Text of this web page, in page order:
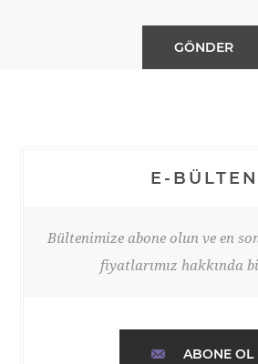
E-BÜLTEN
Bültenimize abone olun ve en
fiyatlarımız hakkında
ABONE OL